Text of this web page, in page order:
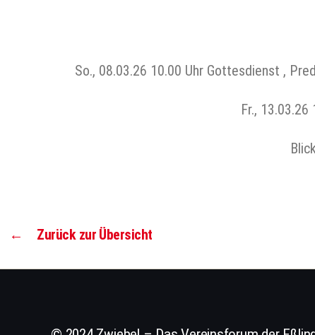
So., 08.03.26 10.00 Uhr Gottesdienst ,
Fr., 13.03.26
← Zurück zur Übersicht